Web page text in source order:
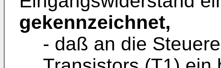
gekennzeichnet,
- daß an die